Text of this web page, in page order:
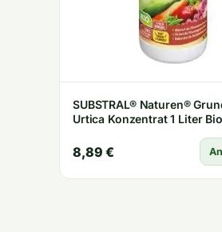
SUBSTRAL® Naturen®
Urtica Konzentrat 1 Liter Bio
8,89 €